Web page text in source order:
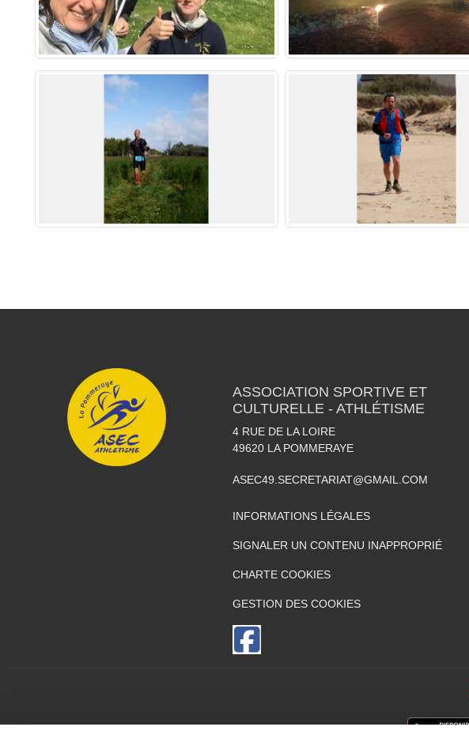
ASSOCIATION SPORTIVE ET
CULTURELLE - ATHLÉTISME
4 RUE DE LA LOIRE
49620 LA POMMERAYE
ASEC49.SECRETARIAT@GMAIL.COM
INFORMATIONS LÉGALES
SIGNALER UN CONTENU INAPPROPRIÉ
CHARTE COOKIES
GESTION DES COOKIES